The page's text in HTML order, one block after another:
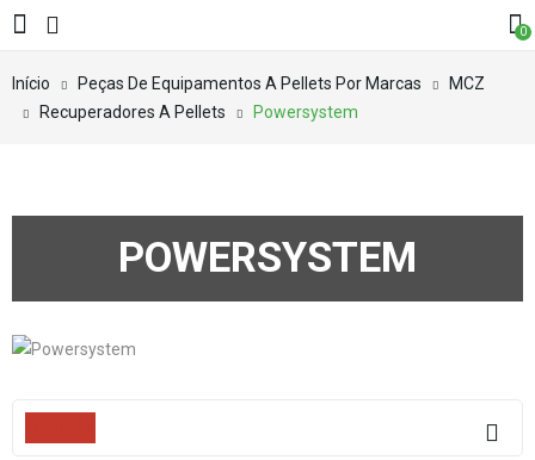
0
Início Peças De Equipamentos A Pellets Por Marcas
MCZ
Recuperadores A Pellets
Powersystem
POWERSYSTEM